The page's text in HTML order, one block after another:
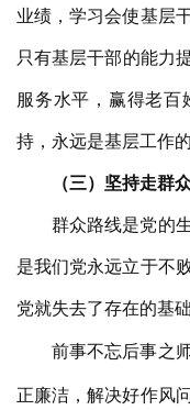
业绩，学习会使基层
只有基层干部的能力
服务水平，赢得老百
持，永远是基层工作
（三） 坚持走群
群众路线是党的
是我们党永远立于不
党就失去了存在的基础
前事不忘后事之
正廉洁，解决好作风